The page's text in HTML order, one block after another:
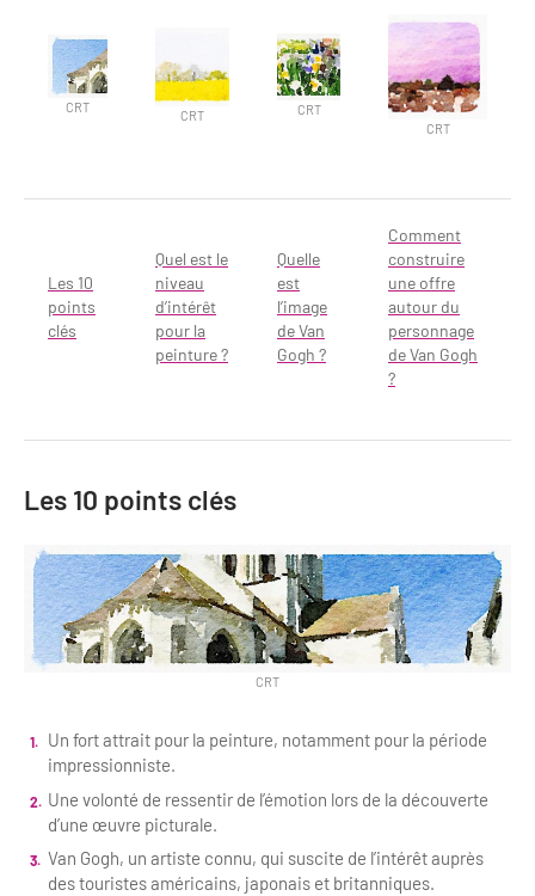
Annuaire accessibilité
Le Label Villes et Villages Fleuris
Remise des Prix
Inscription à la newsletter
Institutionnels du tourisme
CRT
CRT
CRT
CRT
Les 10
points
clés
Quel est le
niveau
d’intérêt
pour la
peinture ?
Quelle
est
l’image
de Van
Gogh ?
Comment
construire
une offre
autour du
personnage
de Van Gogh
?
Les 10 points clés
CRT
Un fort attrait pour la peinture, notamment pour la période
impressionniste.
Une volonté de ressentir de l’émotion lors de la découverte
d’une œuvre picturale.
Van Gogh, un artiste connu, qui suscite de l’intérêt auprès
des touristes américains, japonais et britanniques.